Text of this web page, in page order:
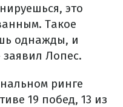
это
Такое
однажды, и
Лопес.
ринге
19 побед, 13 из